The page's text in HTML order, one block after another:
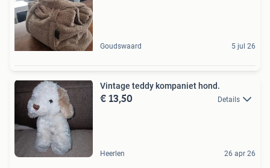
Goudswaard 5 jul 26
Vintage teddy kompaniet hond.
€ 13,50 Details
Heerlen 26 apr 26